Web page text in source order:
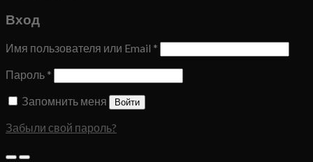
Вход
Имя пользователя или Email *
Пароль *
Запомнить меня
Войти
Забыли свой пароль?